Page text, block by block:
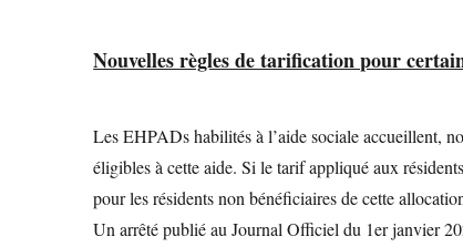
Nouvelles règles de tarification pour
Les EHPADs habilités à l’aide sociale accueillent,
éligibles à cette aide. Si le tarif appliqué aux
pour les résidents non bénéficiaires de cette
Un arrêté publié au Journal Officiel du 1er janvier